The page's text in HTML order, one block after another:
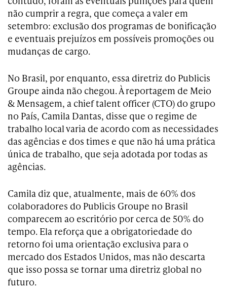
não cumprir a regra, que começa a valer em
setembro: exclusão dos programas de bonificação
e eventuais prejuízos em possíveis promoções ou
mudanças de cargo.
No Brasil, por enquanto, essa diretriz do Publicis
Groupe ainda não chegou. À reportagem de Meio
& Mensagem, a chief talent officer (CTO) do grupo
no País, Camila Dantas, disse que o regime de
trabalho local varia de acordo com as necessidades
das agências e dos times e que não há uma prática
única de trabalho, que seja adotada por todas as
agências.
Camila diz que, atualmente, mais de 60% dos
colaboradores do Publicis Groupe no Brasil
comparecem ao escritório por cerca de 50% do
tempo. Ela reforça que a obrigatoriedade do
retorno foi uma orientação exclusiva para o
mercado dos Estados Unidos, mas não descarta
que isso possa se tornar uma diretriz global no
futuro.